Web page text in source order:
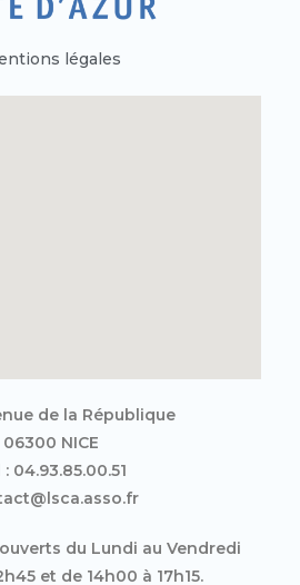
légales
de la République
06300 NICE
: 04.93.85.00.51
du Lundi au Vendredi
et de 14h00 à 17h15.